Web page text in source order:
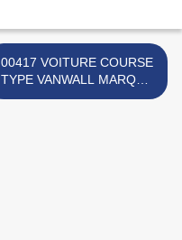
00417 VOITURE COURSE
TYPE VANWALL MARQUE
INCONNUE >